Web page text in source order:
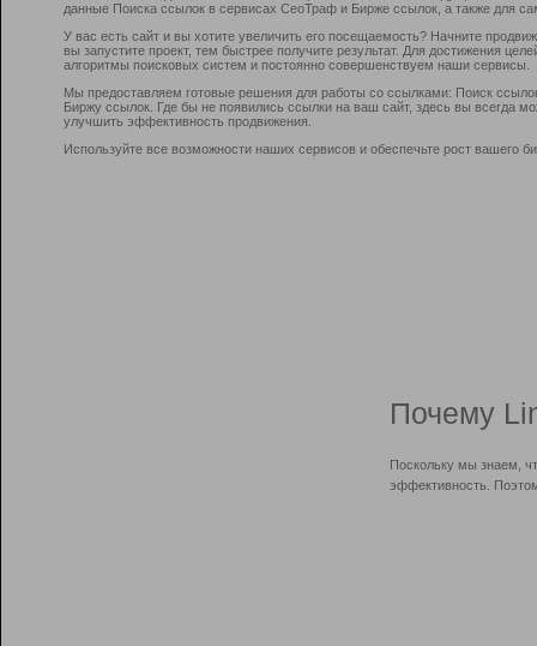
данные Поиска ссылок в сервисах СеоТраф и Бирже ссылок, а также для
У вас есть сайт и вы хотите увеличить его посещаемость? Начните
вы запустите проект, тем быстрее получите результат. Для достижения
алгоритмы поисковых систем и постоянно совершенствуем наши сервисы.
Мы предоставляем готовые решения для работы со ссылками: Поиск
Биржу ссылок. Где бы не появились ссылки на ваш сайт, здесь вы всегда
улучшить эффективность продвижения.
Используйте все возможности наших сервисов и обеспечьте рост вашего
Почему
Поскольку мы знаем,
эффективность.